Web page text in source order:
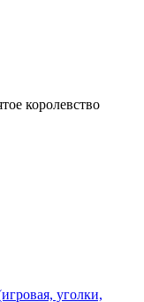
королевство
уголки,